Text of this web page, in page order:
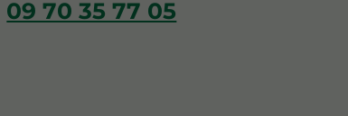
09 70 35 77 05